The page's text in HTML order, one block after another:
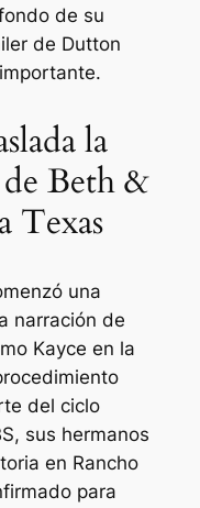
de su
de Dutton
la
Beth &
Texas
una
narración de
Kayce en la
del ciclo
sus hermanos
en Rancho
para